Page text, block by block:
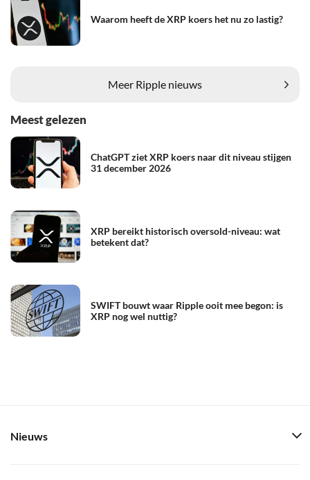
Waarom heeft de XRP koers het nu zo lastig?
Meer Ripple nieuws
Meest gelezen
ChatGPT ziet XRP koers naar dit niveau stijgen
31 december 2026
XRP bereikt historisch oversold-niveau: wat
betekent dat?
SWIFT bouwt waar Ripple ooit mee begon: is
XRP nog wel nuttig?
Nieuws